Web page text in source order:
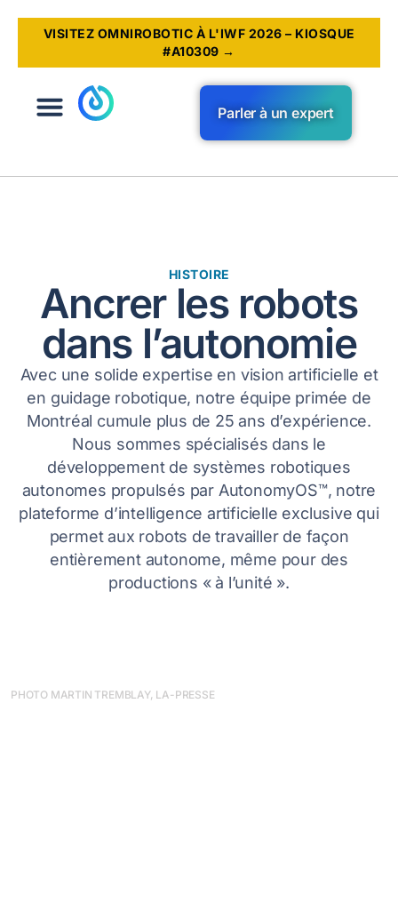
VISITEZ OMNIROBOTIC À L'IWF 2026 – KIOSQUE
#A10309 →
Parler à un expert
HISTOIRE
Ancrer les robots
dans l’autonomie
Avec une solide expertise en vision artificielle et
en guidage robotique, notre équipe primée de
Montréal cumule plus de 25 ans d’expérience.
Nous sommes spécialisés dans le
développement de systèmes robotiques
autonomes propulsés par AutonomyOS™, notre
plateforme d’intelligence artificielle exclusive qui
permet aux robots de travailler de façon
entièrement autonome, même pour des
productions « à l’unité ».
PHOTO MARTIN TREMBLAY, LA-PRESSE